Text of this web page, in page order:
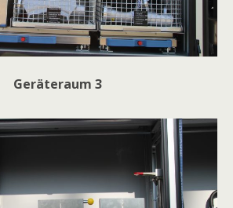
Geräteraum 3